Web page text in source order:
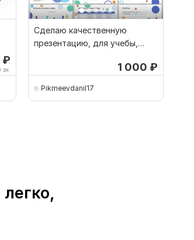
₽
Сделаю качественную
презентацию, для учебы,
1 000 ₽
Pikmeevdanil17